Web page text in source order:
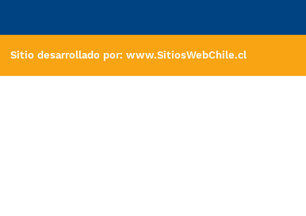
Sitio desarrollado por: www.SitiosWebChile.cl